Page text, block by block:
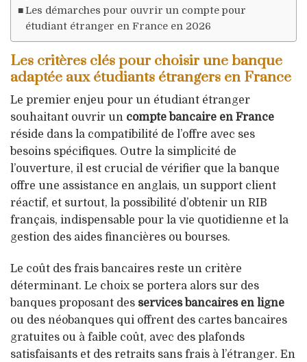
Les démarches pour ouvrir un compte pour
étudiant étranger en France en 2026
Les critères clés pour choisir une banque
adaptée aux étudiants étrangers en France
Le premier enjeu pour un étudiant étranger
souhaitant ouvrir un compte bancaire en France
réside dans la compatibilité de l’offre avec ses
besoins spécifiques. Outre la simplicité de
l’ouverture, il est crucial de vérifier que la banque
offre une assistance en anglais, un support client
réactif, et surtout, la possibilité d’obtenir un RIB
français, indispensable pour la vie quotidienne et la
gestion des aides financières ou bourses.
Le coût des frais bancaires reste un critère
déterminant. Le choix se portera alors sur des
banques proposant des services bancaires en ligne
ou des néobanques qui offrent des cartes bancaires
gratuites ou à faible coût, avec des plafonds
satisfaisants et des retraits sans frais à l’étranger. En